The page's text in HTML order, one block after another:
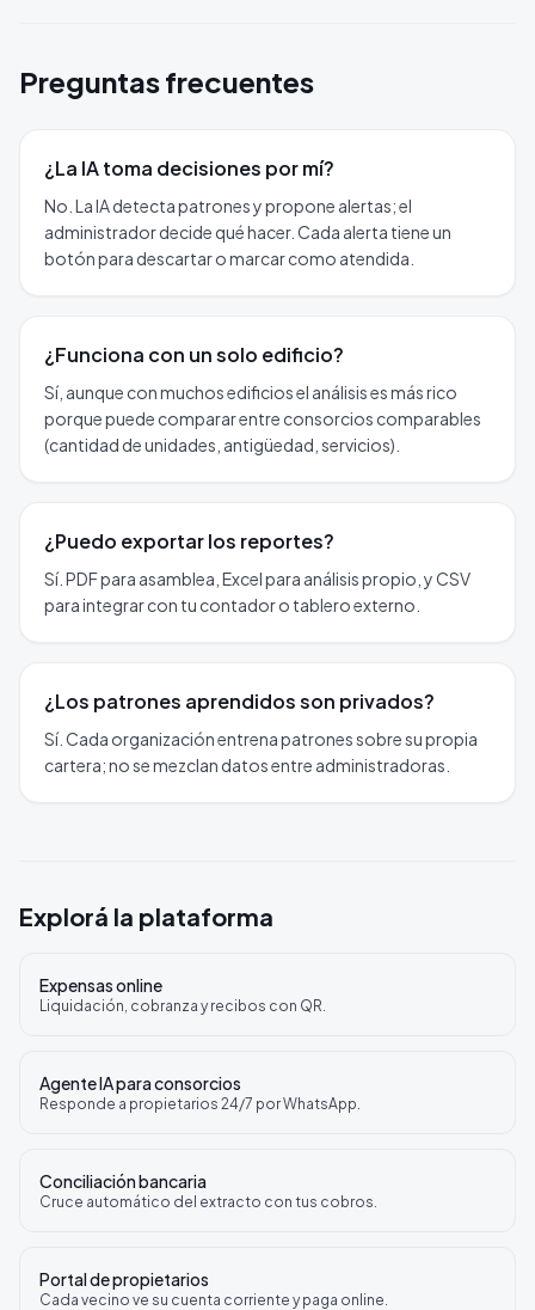
Preguntas frecuentes
¿La IA toma decisiones por mí?
No. La IA detecta patrones y propone alertas; el
administrador decide qué hacer. Cada alerta tiene un
botón para descartar o marcar como atendida.
¿Funciona con un solo edificio?
Sí, aunque con muchos edificios el análisis es más rico
porque puede comparar entre consorcios comparables
(cantidad de unidades, antigüedad, servicios).
¿Puedo exportar los reportes?
Sí. PDF para asamblea, Excel para análisis propio, y CSV
para integrar con tu contador o tablero externo.
¿Los patrones aprendidos son privados?
Sí. Cada organización entrena patrones sobre su propia
cartera; no se mezclan datos entre administradoras.
Explorá la plataforma
Expensas online
Liquidación, cobranza y recibos con QR.
Agente IA para consorcios
Responde a propietarios 24/7 por WhatsApp.
Conciliación bancaria
Cruce automático del extracto con tus cobros.
Portal de propietarios
Cada vecino ve su cuenta corriente y paga online.